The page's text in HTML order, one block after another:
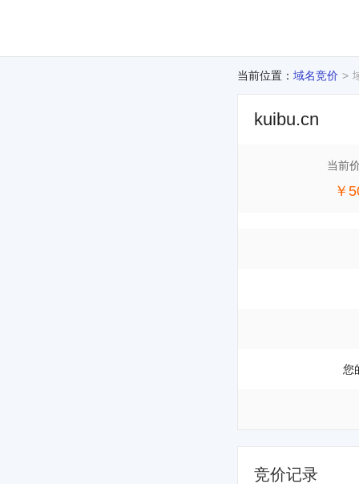
当前位置： 域名竞价
kuibu.cn
当前
￥
您
竞价记录